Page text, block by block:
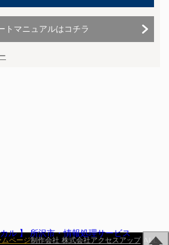
トマニュアルはコチラ
ル 】 所沢市・情報処理サービス
ページ制作会社 株式会社アクセスアップALL